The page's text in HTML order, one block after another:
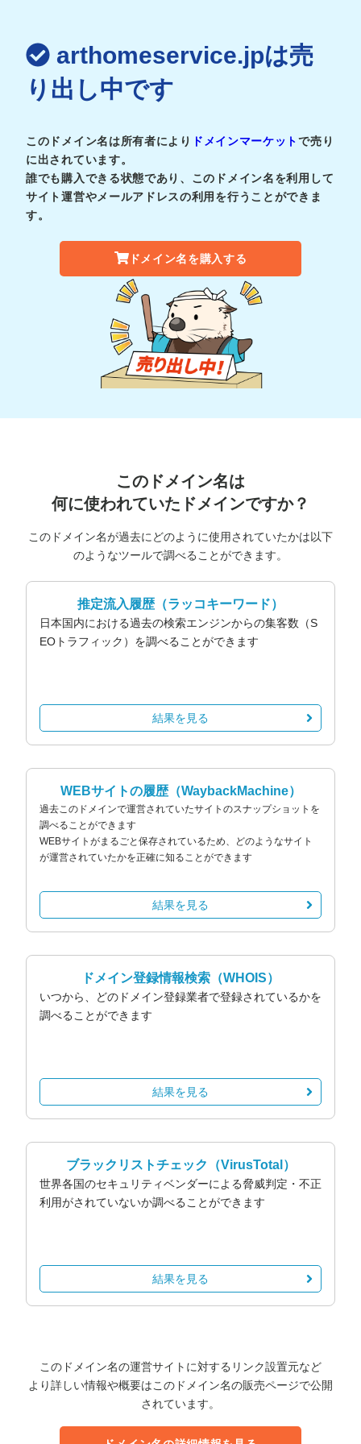
arthomeservice.jpは売
り出し中です
このドメイン名は所有者により ドメインマーケットで売り
に出されています。
誰でも購入できる状態であり、このドメイン名を利用して
サイト運営やメールアドレスの利用を行うことができま
す。
ドメイン名を購入する
このドメイン名は
何に使われていたドメインですか？
このドメイン名が過去にどのように使用されていたかは以下
のようなツールで調べることができます。
推定流入履歴（ラッコキーワード）
日本国内における過去の検索エンジンからの集客数（S
EOトラフィック）を調べることができます
結果を見る
WEBサイトの履歴（WaybackMachine）
過去このドメインで運営されていたサイトのスナップショットを
調べることができます
WEBサイトがまるごと保存されているため、どのようなサイト
が運営されていたかを正確に知ることができます
結果を見る
ドメイン登録情報検索 （WHOIS）
いつから、どのドメイン登録業者で登録されているかを
調べることができます
結果を見る
ブラックリストチェック （VirusTotal）
世界各国のセキュリティベンダーによる脅威判定・不正
利用がされていないか調べることができます
結果を見る
このドメイン名の運営サイトに対するリンク設置元など
より詳しい情報や概要はこのドメイン名の販売ページで公開
されています。